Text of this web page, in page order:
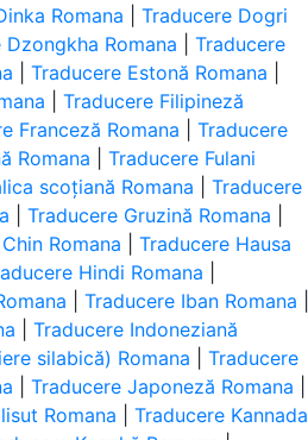
Romana |Traducere Dogri
Dzongkha Romana |Traducere
|Traducere Estonă Romana
|Traducere Filipineză
Franceză Romana |Traducere
Romana |Traducere Fulani
scoțiană Romana |Traducere
|Traducere Gruzină Romana
Romana |Traducere Hausa
Hindi Romana
|Traducere Iban Romana
|Traducere Indoneziană
silabică) Romana |Traducere
|Traducere Japoneză Romana
Romana |Traducere Kannada